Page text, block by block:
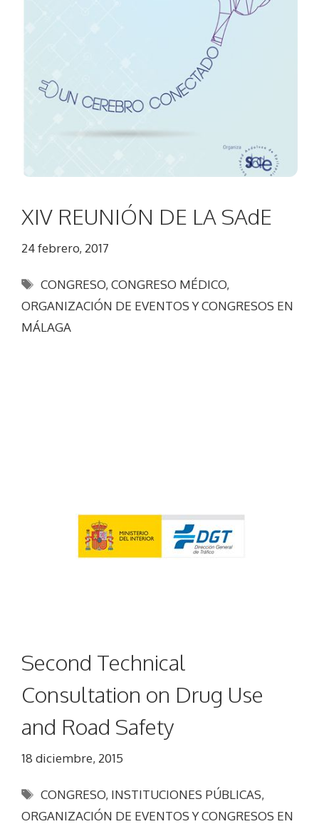
XIV REUNIÓN DE LA SAdE
24 febrero, 2017
Etiquetas
CONGRESO,CONGRESO MÉDICO,
ORGANIZACIÓN DE EVENTOS Y CONGRESOS EN
MÁLAGA
Second Technical
Consultation on Drug Use
and Road Safety
18 diciembre, 2015
Etiquetas
CONGRESO, INSTITUCIONES PÚBLICAS,
ORGANIZACIÓN DE EVENTOS Y CONGRESOS EN